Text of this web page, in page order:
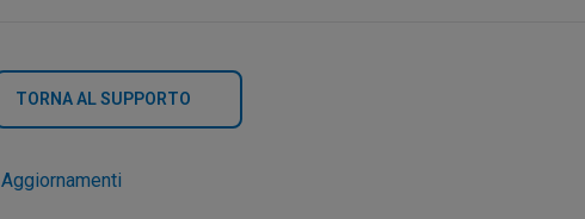
TORNA AL SUPPORTO
Aggiornamenti